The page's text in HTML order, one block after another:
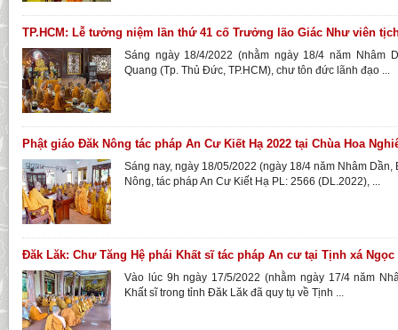
TP.HCM: Lễ tưởng niệm lần thứ 41 cố Trưởng lão Giác Như viên
Sáng ngày 18/4/2022 (nhằm ngày 18/4 năm Nhâm
Quang (Tp. Thủ Đức, TP.HCM), chư tôn đức lãnh đạo ...
Phật giáo Đăk Nông tác pháp An Cư Kiết Hạ 2022 tại Chùa Hoa
Sáng nay, ngày 18/05/2022 (ngày 18/4 năm Nhâm
Nông, tác pháp An Cư Kiết Hạ PL: 2566 (DL.2022), ...
Đăk Lăk: Chư Tăng Hệ phái Khất sĩ tác pháp An cư tại Tịnh xá Ngọc
Vào lúc 9h ngày 17/5/2022 (nhằm ngày 17/4 năm
Khất sĩ trong tỉnh Đăk Lăk đã quy tụ về Tịnh ...